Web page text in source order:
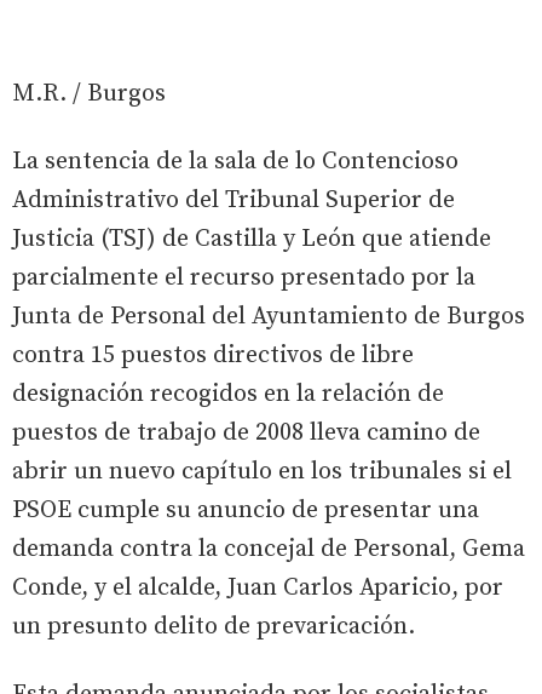
M.R. / Burgos
La sentencia de la sala de lo Contencioso
Administrativo del Tribunal Superior de
Justicia (TSJ) de Castilla y León que atiende
parcialmente el recurso presentado por la
Junta de Personal del Ayuntamiento de Burgos
contra 15 puestos directivos de libre
designación recogidos en la relación de
puestos de trabajo de 2008 lleva camino de
abrir un nuevo capítulo en los tribunales si el
PSOE cumple su anuncio de presentar una
demanda contra la concejal de Personal, Gema
Conde, y el alcalde, Juan Carlos Aparicio, por
un presunto delito de prevaricación.